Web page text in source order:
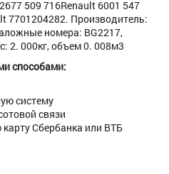
509 716Renault 6001 547
7701204282. Производитель:
номера: BG2217,
2. 000кг, объем 0. 008м3
способами:
систему
связи
Сбербанка или ВТБ